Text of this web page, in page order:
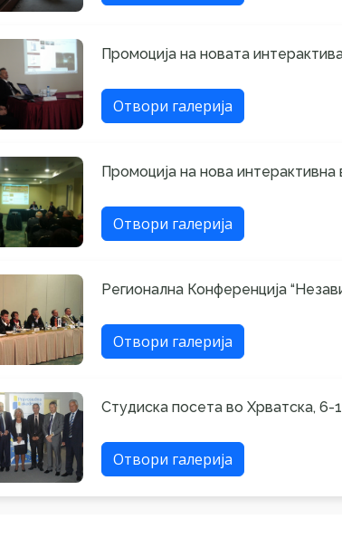
Промоција на новата
Отвори галерија
Промоција на нова интерактивна
Отвори галерија
Регионална Конференција
Отвори галерија
Студиска посета во Хрватска, 6-
Отвори галерија